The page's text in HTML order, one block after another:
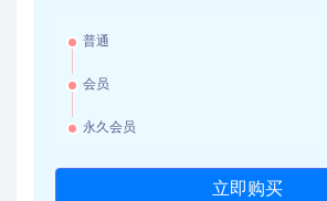
普通
会员
永久会员
立即购买